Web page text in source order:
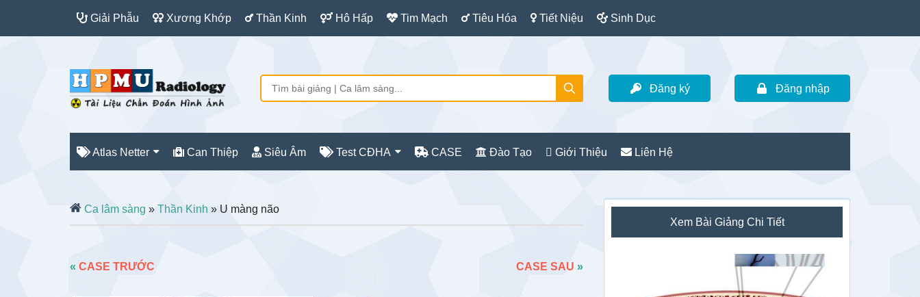
Giải Phẫu Xương Khớp Thần Kinh Hô Hấp Tim Mạch Tiêu Hóa Tiết Niệu Sinh Dục
Đăng ký Đăng nhập
Atlas Netter Can Thiệp Siêu Âm Test CĐHA CASE Đào Tạo Giới Thiệu Liên Hệ
Ca lâm sàng » Thần Kinh » U màng não
« CASE TRƯỚC CASE SAU »
Sidebar
chính
Xem Bài Giảng Chi Tiết